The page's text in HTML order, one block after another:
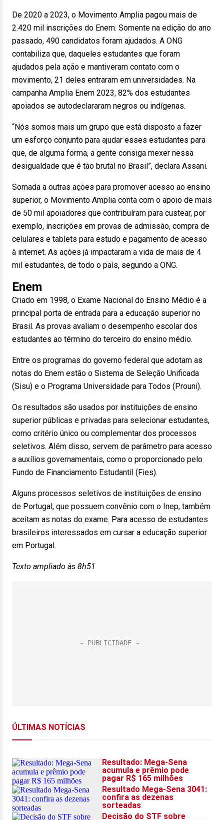
De 2020 a 2023, o Movimento Amplia pagou mais de
2.420 mil inscrições do Enem. Somente na edição do ano
passado, 490 candidatos foram ajudados. A ONG
contabiliza que, daqueles estudantes que foram
ajudados pela ação e mantiveram contato com o
movimento, 21 deles entraram em universidades. Na
campanha Amplia Enem 2023, 82% dos estudantes
apoiados se autodeclararam negros ou indígenas.
“Nós somos mais um grupo que está disposto a fazer
um esforço conjunto para ajudar esses estudantes para
que, de alguma forma, a gente consiga mexer nessa
desigualdade que é tão brutal no Brasil”, declara Assani.
Somada a outras ações para promover acesso ao ensino
superior, o Movimento Amplia conta com o apoio de mais
de 50 mil apoiadores que contribuíram para custear, por
exemplo, inscrições em provas de admissão, compra de
celulares e tablets para estudo e pagamento de acesso
à internet. As ações já impactaram a vida de mais de 4
mil estudantes, de todo o país, segundo a ONG.
Enem
Criado em 1998, o Exame Nacional do Ensino Médio é a
principal porta de entrada para a educação superior no
Brasil. As provas avaliam o desempenho escolar dos
estudantes ao término do terceiro do ensino médio.
Entre os programas do governo federal que adotam as
notas do Enem estão o Sistema de Seleção Unificada
(Sisu) e o Programa Universidade para Todos (Prouni).
Os resultados são usados por instituições de ensino
superior públicas e privadas para selecionar estudantes,
como critério único ou complementar dos processos
seletivos. Além disso, servem de parâmetro para acesso
a auxílios governamentais, como o proporcionado pelo
Fundo de Financiamento Estudantil (Fies).
Alguns processos seletivos de instituições de ensino
de Portugal, que possuem convênio com o Inep, também
aceitam as notas do exame. Para acesso de estudantes
brasileiros interessados em cursar a educação superior
em Portugal.
Texto ampliado às 8h51